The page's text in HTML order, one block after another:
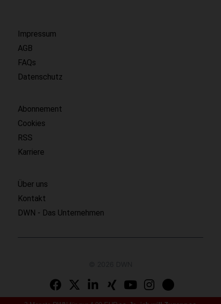
Impressum
AGB
FAQs
Datenschutz
Abonnement
Cookies
RSS
Karriere
Über uns
Kontakt
DWN - Das Unternehmen